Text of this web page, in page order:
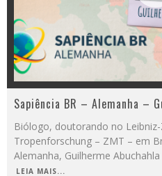
Sapiência BR – Alemanha –
Biólogo, doutorando no
Tropenforschung – ZMT – em
Alemanha, Guilherme
LEIA MAIS...